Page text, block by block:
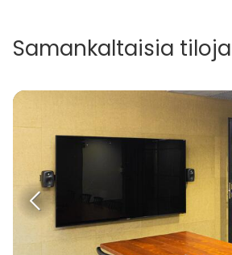
Samankaltaisia tiloja